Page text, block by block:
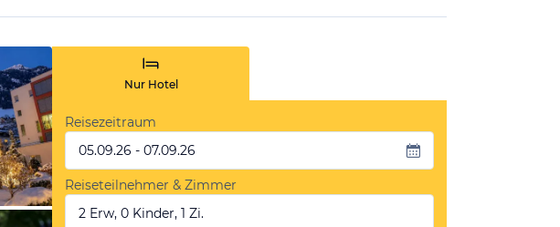
Nur Hotel
Reisezeitraum
05.09.26 - 07.09.26
Reiseteilnehmer & Zimmer
2 Erw, 0 Kinder, 1 Zi.